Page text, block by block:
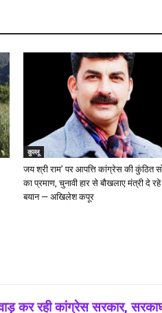
कुल्लू
जय श्री राम’ पर आपत्ति कांग्रेस की कुंठित
का प्रमाण, चुनावी हार से बौखलाए मंत्री दे रहे
बयान — अखिलेश कपूर